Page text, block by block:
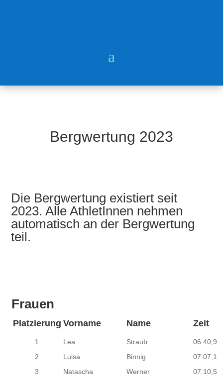
Bergwertung 2023
Die Bergwertung existiert seit
2023. Alle AthletInnen nehmen
automatisch an der Bergwertung
teil.
Frauen
Platzierung Vorname Name Zeit
1 Lea Straub
06:40,9
2
Luisa Binnig
07:07,1
3
Natascha Werner
07:10,5